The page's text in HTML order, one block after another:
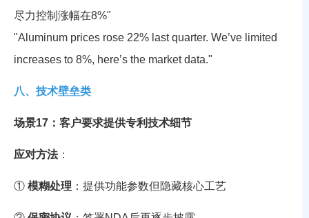
尽力控制涨幅在8%"
"Aluminum prices rose 22% last quarter. We’ve limited
increases to 8%, here’s the market data."
八、技术壁垒类
场景17：客户要求提供专利技术细节
应对方法：
① 模糊处理 ：提供功能参数但隐藏核心工艺